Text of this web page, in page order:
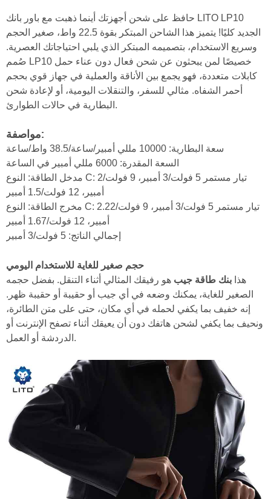
حافظ على شحن أجهزتك أينما ذهبت مع باور بانك LITO LP10
الجديد كليًا! يتميز هذا الشاحن المبتكر بقوة 22.5 واط، صغير الحجم
وسريع الاستخدام، بتصميمه المبتكر الذي يلبي احتياجاتك العصرية.
صُمم LP10 خصيصًا لمن يبحثون عن شحن فعال دون عناء حمل
كابلات متعددة، فهو يجمع بين الأناقة والعملية في جهاز قوي بحجم
أحمر الشفاه. مثالي للسفر، والتنقلات اليومية، أو لإعادة شحن
البطارية في حالات الطوارئ.
مواصفة:
سعة البطارية: 10000 مللي أمبير/ساعة/38.5 واط/ساعة
السعة المقدرة: 6000 مللي أمبير في الساعة
مدخل الطاقة: النوع C: تيار مستمر 5 فولت/3 أمبير، 9 فولت/2
أمبير، 12 فولت/1.5 أمبير
مخرج الطاقة: النوع C: تيار مستمر 5 فولت/3 أمبير، 9 فولت/2.22
أمبير، 12 فولت/1.67 أمبير
إجمالي الناتج: 5 فولت/3 أمبير
حجم صغير للغاية للاستخدام اليومي
هذا بنك طاقة جيب هو رفيقك المثالي أثناء التنقل. بفضل حجمه
الصغير للغاية، يمكنك وضعه في أي جيب أو حقيبة أو حقيبة ظهر.
إنه خفيف بما يكفي لحمله في أي مكان، حتى على متن الطائرة،
ونحيف بما يكفي لشحن هاتفك دون أن يعيقك أثناء تصفح الإنترنت أو
الدردشة أو العمل.